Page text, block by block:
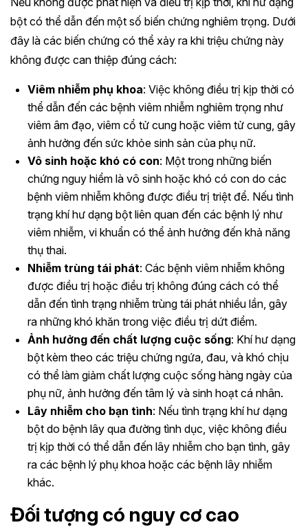
bột có thể dẫn đến một số biến chứng nghiêm trọng. Dưới
đây là các biến chứng có thể xảy ra khi triệu chứng này
không được can thiệp đúng cách:
Viêm nhiễm phụ khoa: Việc không điều trị kịp thời có
thể dẫn đến các bệnh viêm nhiễm nghiêm trọng như
viêm âm đạo, viêm cổ tử cung hoặc viêm tử cung, gây
ảnh hưởng đến sức khỏe sinh sản của phụ nữ.
Vô sinh hoặc khó có con: Một trong những biến
chứng nguy hiểm là vô sinh hoặc khó có con do các
bệnh viêm nhiễm không được điều trị triệt để. Nếu tình
trạng khí hư dạng bột liên quan đến các bệnh lý như
viêm nhiễm, vi khuẩn có thể ảnh hưởng đến khả năng
thụ thai.
Nhiễm trùng tái phát: Các bệnh viêm nhiễm không
được điều trị hoặc điều trị không đúng cách có thể
dẫn đến tình trạng nhiễm trùng tái phát nhiều lần, gây
ra những khó khăn trong việc điều trị dứt điểm.
Ảnh hưởng đến chất lượng cuộc sống: Khí hư dạng
bột kèm theo các triệu chứng ngứa, đau, và khó chịu
có thể làm giảm chất lượng cuộc sống hàng ngày của
phụ nữ, ảnh hưởng đến tâm lý và sinh hoạt cá nhân.
Lây nhiễm cho bạn tình: Nếu tình trạng khí hư dạng
bột do bệnh lây qua đường tình dục, việc không điều
trị kịp thời có thể dẫn đến lây nhiễm cho bạn tình, gây
ra các bệnh lý phụ khoa hoặc các bệnh lây nhiễm
khác.
Đối tượng có nguy cơ cao